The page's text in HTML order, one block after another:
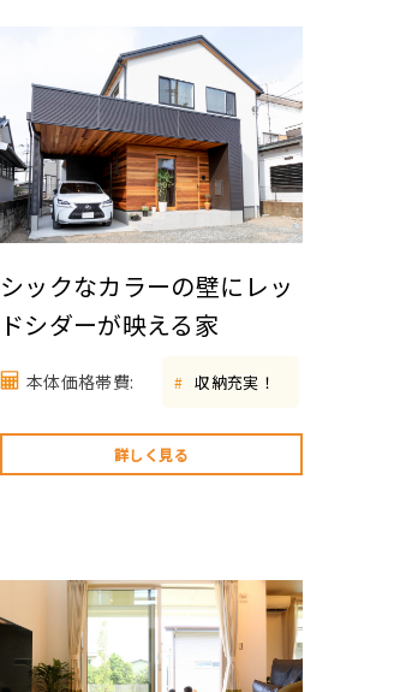
シックなカラーの壁にレッ
ドシダーが映える家
本体価格帯費: # 収納充実！
詳しく見る